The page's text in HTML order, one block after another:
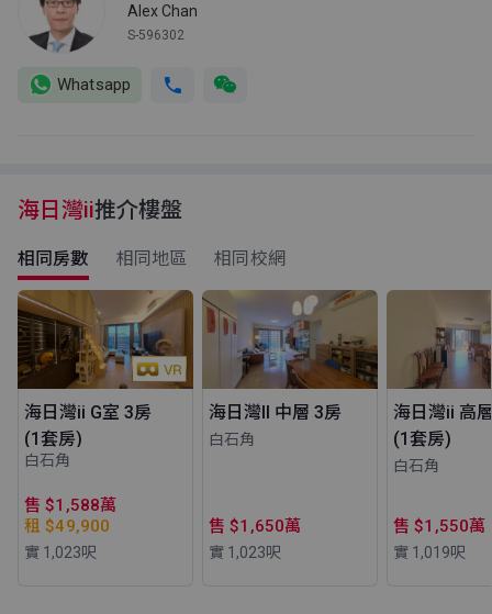
Alex Chan
S-596302
Whatsapp
海日灣ii推介樓盤
相同房數 相同地區 相同校網
海日灣ii G室 3房
(1套房)
白石角
售 $1,588萬
租 $49,900
實 1,023呎
海日灣II 中層 3房
白石角
售 $1,650萬
實 1,023呎
海日灣ii 高
(1套房)
白石角
售 $1,550萬
實 1,019呎